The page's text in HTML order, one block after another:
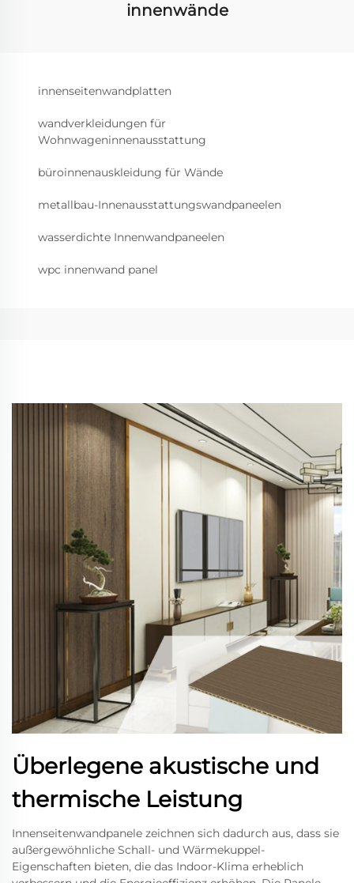
innenwände
innenseitenwandplatten
wandverkleidungen für
Wohnwageninnenausstattung
büroinnenauskleidung für Wände
metallbau-Innenausstattungswandpaneelen
wasserdichte Innenwandpaneelen
wpc innenwand panel
Überlegene akustische und
thermische Leistung
Innenseitenwandpanele zeichnen sich dadurch aus, dass sie
außergewöhnliche Schall- und Wärmekuppel-
Eigenschaften bieten, die das Indoor-Klima erheblich